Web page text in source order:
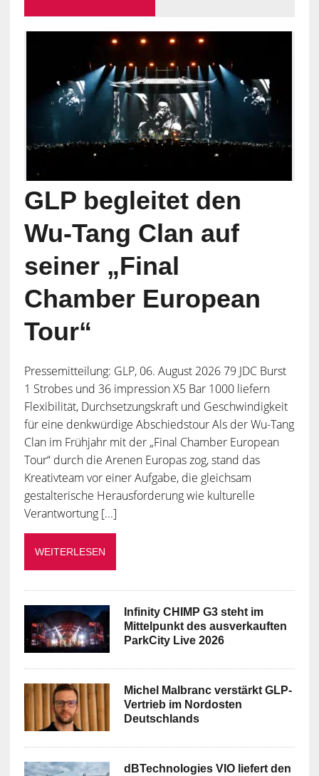
GLP begleitet den
Wu-Tang Clan auf
seiner „Final
Chamber European
Tour“
Pressemitteilung: GLP, 06. August 2026 79 JDC Burst
1 Strobes und 36 impression X5 Bar 1000 liefern
Flexibilität, Durchsetzungskraft und Geschwindigkeit
für eine denkwürdige Abschiedstour Als der Wu-Tang
Clan im Frühjahr mit der „Final Chamber European
Tour“ durch die Arenen Europas zog, stand das
Kreativteam vor einer Aufgabe, die gleichsam
gestalterische Herausforderung wie kulturelle
Verantwortung [...]
WEITERLESEN
Infinity CHIMP G3 steht im
Mittelpunkt des ausverkauften
ParkCity Live 2026
Michel Malbranc verstärkt GLP-
Vertrieb im Nordosten
Deutschlands
dBTechnologies VIO liefert den